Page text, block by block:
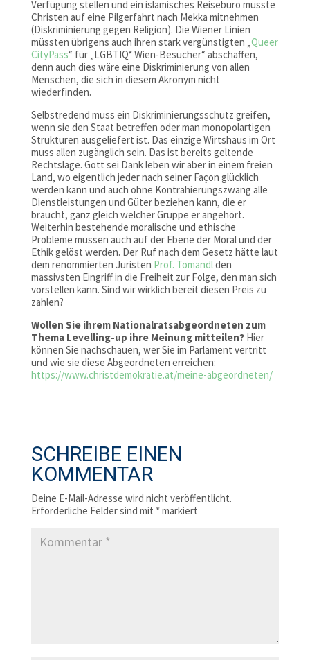
Verfügung stellen und ein islamisches Reisebüro müsste
Christen auf eine Pilgerfahrt nach Mekka mitnehmen
(Diskriminierung gegen Religion). Die Wiener Linien
müssten übrigens auch ihren stark vergünstigten „ Queer
CityPass“ für „LGBTIQ* Wien-Besucher“ abschaffen,
denn auch dies wäre eine Diskriminierung von allen
Menschen, die sich in diesem Akronym nicht
wiederfinden.
Selbstredend muss ein Diskriminierungsschutz greifen,
wenn sie den Staat betreffen oder man monopolartigen
Strukturen ausgeliefert ist. Das einzige Wirtshaus im Ort
muss allen zugänglich sein. Das ist bereits geltende
Rechtslage. Gott sei Dank leben wir aber in einem freien
Land, wo eigentlich jeder nach seiner Façon glücklich
werden kann und auch ohne Kontrahierungszwang alle
Dienstleistungen und Güter beziehen kann, die er
braucht, ganz gleich welcher Gruppe er angehört.
Weiterhin bestehende moralische und ethische
Probleme müssen auch auf der Ebene der Moral und der
Ethik gelöst werden. Der Ruf nach dem Gesetz hätte laut
dem renommierten Juristen Prof. Tomandl den
massivsten Eingriff in die Freiheit zur Folge, den man sich
vorstellen kann. Sind wir wirklich bereit diesen Preis zu
zahlen?
Wollen Sie ihrem Nationalratsabgeordneten zum
Thema Levelling-up ihre Meinung mitteilen?Hier
können Sie nachschauen, wer Sie im Parlament vertritt
und wie sie diese Abgeordneten erreichen:
https://www.christdemokratie.at/meine-abgeordneten/
SCHREIBE EINEN
KOMMENTAR
Deine E-Mail-Adresse wird nicht veröffentlicht.
Erforderliche Felder sind mit *markiert